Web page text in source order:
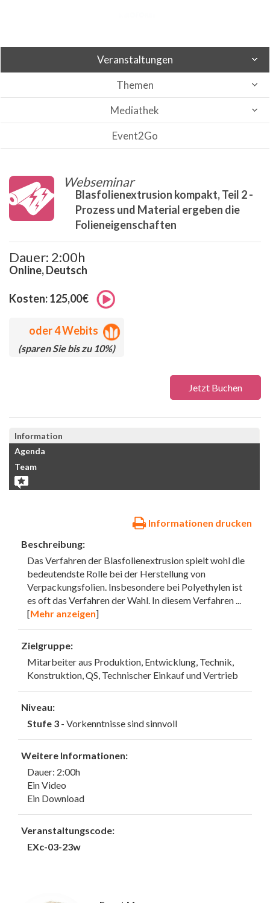
Veranstaltungen
Themen
Mediathek
Event2Go
Webseminar
Blasfolienextrusion kompakt, Teil 2 -
Prozess und Material ergeben die
Folieneigenschaften
Dauer: 2:00h
Online, Deutsch
Kosten: 125,00€
oder4 Webits
(sparen Sie bis zu 10%)
Jetzt Buchen
Information
Agenda
Team
Informationen drucken
Beschreibung:
Das Verfahren der Blasfolienextrusion spielt wohl die
bedeutendste Rolle bei der Herstellung von
Verpackungsfolien. Insbesondere bei Polyethylen ist
es oft das Verfahren der Wahl. In diesem Verfahren
[Mehr anzeigen]
Zielgruppe:
Mitarbeiter aus Produktion, Entwicklung, Technik,
Konstruktion, QS, Technischer Einkauf und Vertrieb
Niveau:
Stufe 3 - Vorkenntnisse sind sinnvoll
Weitere Informationen:
Dauer: 2:00h
Ein Video
Ein Download
Veranstaltungscode:
EXc-03-23w